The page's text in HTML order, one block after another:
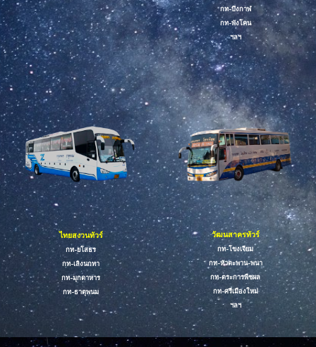
กท-บึงกาฬ
กท-พังโคน
ฯลฯ
ไทยสงวนทัวร์
กท-ยโสธร
กท-เลิงนกทา
กท-มุกดาหาร
กท-ธาตุพนม
วัฒนสาครทัวร์
กท-โขงเจียม
กท-หัวตะพาน-พนา
กท-ตระการพืชผล
กท-ศรีเมืองใหม่
ฯลฯ